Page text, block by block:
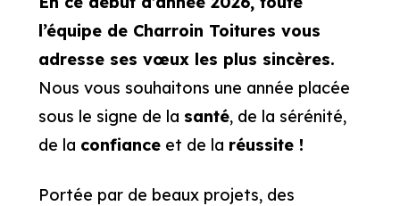
l’équipe de Charroin Toitures vous
adresse ses vœux les plus sincères.
Nous vous souhaitons une année placée
sous le signe de la santé, de la sérénité,
de la confianceet de la réussite !
Portée par de beaux projets, des